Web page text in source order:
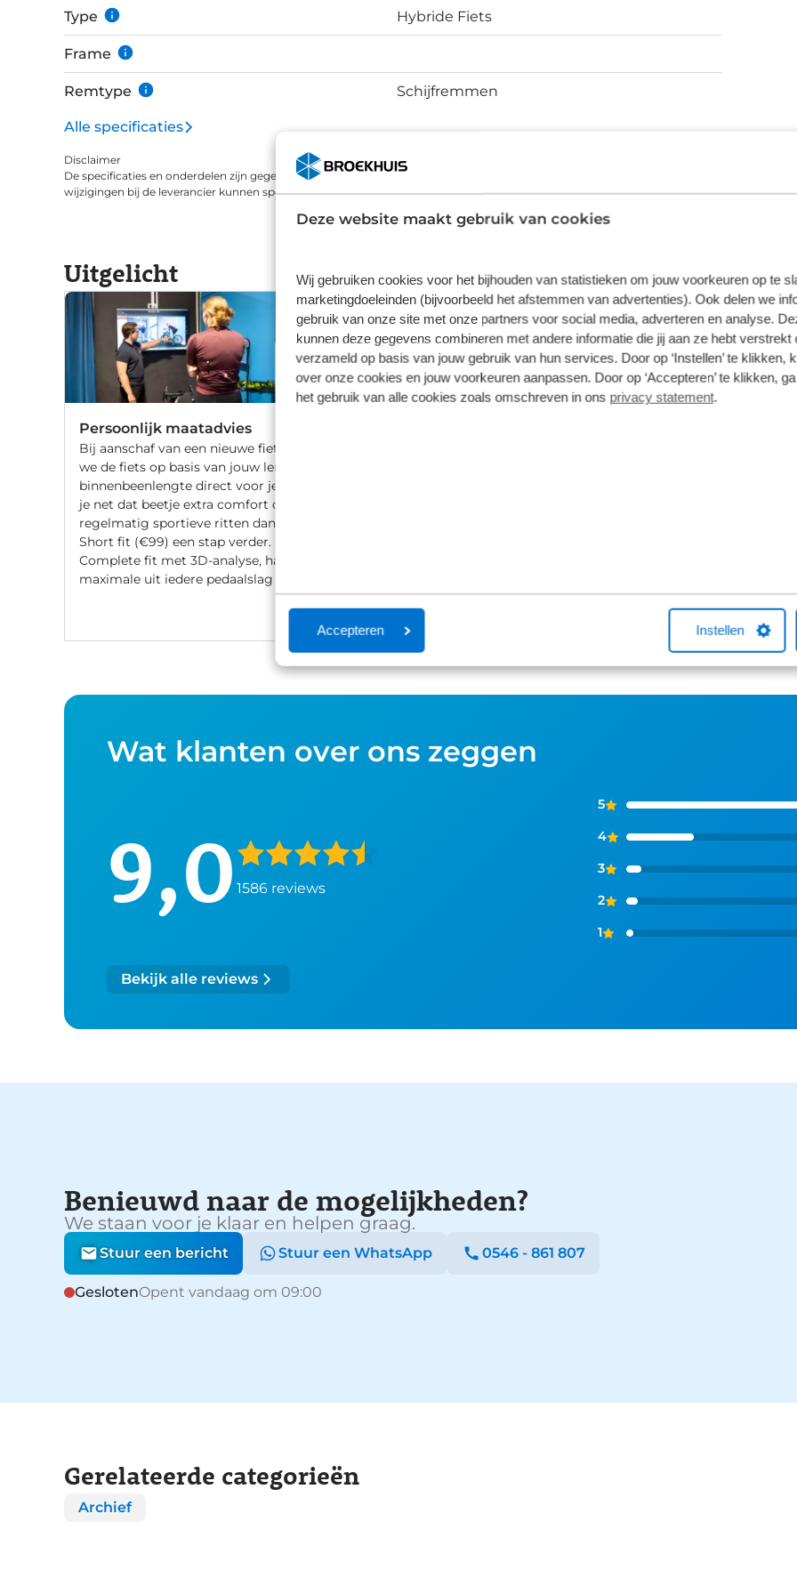
Deze website maakt gebruik van cookies
Wij gebruiken cookies voor het bijhouden van statistieken om jouw voorkeuren op te
marketingdoeleinden (bijvoorbeeld het afstemmen van advertenties). Ook delen we
gebruik van onze site met onze partners voor social media, adverteren en analyse.
kunnen deze gegevens combineren met andere informatie die jij aan ze hebt verstrekt
verzameld op basis van jouw gebruik van hun services. Door op ‘Instellen’ te klikken,
over onze cookies en jouw voorkeuren aanpassen. Door op ‘Accepteren’ te klikken,
het gebruik van alle cookies zoals omschreven in ons privacy statement.
Accepteren Instellen
hebt weinig omkijken naar onderhoud.
Type Hybride Fiets
Frame
Remtype Schijfremmen
Alle specificaties
Disclaimer
De specificaties en onderdelen zijn gegeven op basis van aanlevering van de leverancier. Op basis van beschikbaarheid of
wijzigingen bij de leverancier kunnen specificaties afwijken.
Uitgelicht
Persoonlijk maatadvies
Bij aanschaf van een nieuwe fiets stellen
we de fiets op basis van jouw lengte en
binnenbeenlengte direct voor je af. Wil
je net dat beetje extra comfort of fiets je
regelmatig sportieve ritten dan gaat de
Short fit (€99) een stap verder. Met een
Complete fit met 3D-analyse, haal je het
maximale uit iedere pedaalslag (€249).
Broekhuis-
met één van
je online een
helpen met
Wat klanten over ons zeggen
9,0 1586 reviews
5
4
3
2
1
Bekijk alle reviews
Benieuwd naar de mogelijkheden?
We staan voor je klaar en helpen graag.
Stuur een bericht Stuur een WhatsApp 0546 - 861 807
GeslotenOpent vandaag om 09:00
Gerelateerde categorieën
Archief